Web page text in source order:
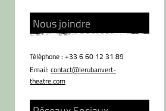
Nous joindre
Téléphone : +33 6 60 12 31 89
Email: contact@lerubanvert-
theatre.com